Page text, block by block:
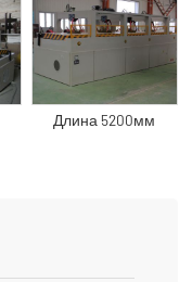
Длина 5200мм